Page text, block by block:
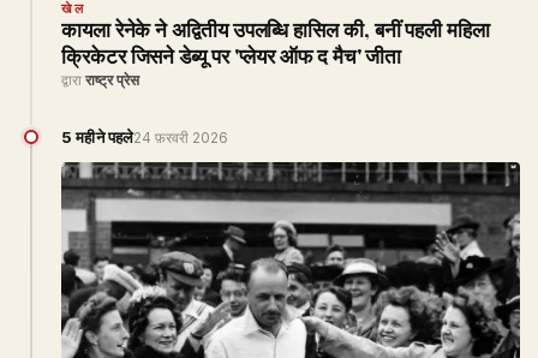
खेल
कायला रेनेके ने अद्वितीय उपलब्धि हासिल की, बनीं पहली महिला
क्रिकेटर जिसने डेब्यू पर 'प्लेयर ऑफ द मैच' जीता
द्वारा राष्ट्र प्रेस
5 महीने पहले24 फ़रवरी 2026